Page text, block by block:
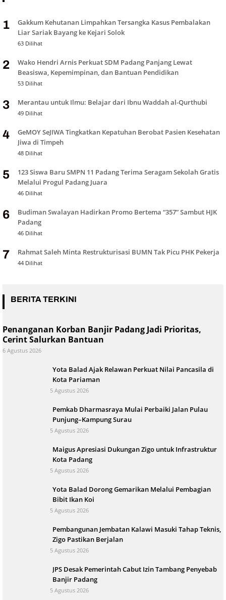
1
Gakkum Kehutanan Limpahkan Tersangka Kasus Pembalakan
Liar Sariak Bayang ke Kejari Solok
63 Dilihat
2
Wako Hendri Arnis Perkuat SDM Padang Panjang Lewat
Beasiswa, Kepemimpinan, dan Bantuan Pendidikan
53 Dilihat
3 Merantau untuk Ilmu: Belajar dari Ibnu Waddah al-Qurthubi
49 Dilihat
4
GeMOY SeJIWA Tingkatkan Kepatuhan Berobat Pasien Kesehatan
Jiwa di Timpeh
48 Dilihat
5
123 Siswa Baru SMPN 11 Padang Terima Seragam Sekolah Gratis
Melalui Progul Padang Juara
46 Dilihat
6
Budiman Swalayan Hadirkan Promo Bertema “357” Sambut HJK
Padang
46 Dilihat
7 Rahmat Saleh Minta Restrukturisasi BUMN Tak Picu PHK Pekerja
44 Dilihat
BERITA TERKINI
Penanganan Korban Banjir Padang Jadi Prioritas,
Cerint Salurkan Bantuan
6 Agustus 2026
Yota Balad Ajak Relawan Perkuat Nilai Pancasila di
Kota Pariaman
5 Agustus 2026
Pemkab Dharmasraya Mulai Perbaiki Jalan Pulau
Punjung–Kampung Surau
5 Agustus 2026
Maigus Apresiasi Dukungan Zigo untuk Infrastruktur
Kota Padang
5 Agustus 2026
Yota Balad Dorong Gemarikan Melalui Pembagian
Bibit Ikan Koi
5 Agustus 2026
Pembangunan Jembatan Kalawi Masuki Tahap Teknis,
Zigo Pastikan Berjalan
5 Agustus 2026
JPS Desak Pemerintah Cabut Izin Tambang Penyebab
Banjir Padang
5 Agustus 2026